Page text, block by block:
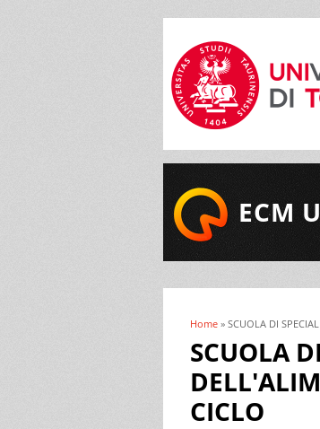
ECM
Tu sei qui
Home » SCUOLA DI
SCUOLA
CICLO